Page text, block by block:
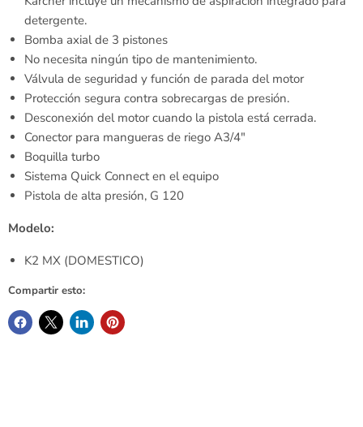
detergente.
Bomba axial de 3 pistones
No necesita ningún tipo de mantenimiento.
Válvula de seguridad y función de parada del motor
Protección segura contra sobrecargas de presión.
Desconexión del motor cuando la pistola está cerrada.
Conector para mangueras de riego A3/4″
Boquilla turbo
Sistema Quick Connect en el equipo
Pistola de alta presión, G 120
Modelo:
K2 MX (DOMESTICO)
Compartir esto: